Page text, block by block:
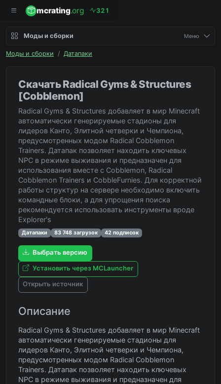
mcrating.org 32 1
Моды и сборки Меню
Моды и сборки / Датапаки
Скачать Radical Gyms & Structures
[Cobblemon]
Radical Gyms & Structures добавляет в мир Minecraft
автоматически генерируемые стадионы для
лидеров Канто, Элитной четверки и Чемпиона,
предусмотренных модом Radical Cobblemon
Trainers. Датапак позволяет находить ключевых
NPC в режиме выживания и предназначен для
использования вместе с Cobblemon, Radical
Cobblemon Trainers и CobbleFurnies. Для корректной
работы структур на сервере необходимо включить
командные блоки, а для упрощения поиска
рекомендуется использовать инструменты вроде
Explorer's
Датапаки 83 748 загрузок 42 подписок
Выбрать версию
Установить через MCLauncher
Открыть источник
Описание
Radical Gyms & Structures добавляет в мир Minecraft
автоматически генерируемые стадионы для
лидеров Канто, Элитной четверки и Чемпиона,
предусмотренных модом Radical Cobblemon
Trainers. Датапак позволяет находить ключевых
NPC в режиме выживания и предназначен для